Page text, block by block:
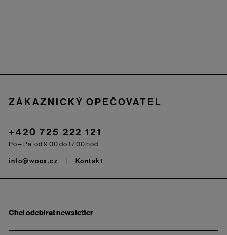
ZÁKAZNICKÝ OPEČOVATEL
+420 725 222 121
Po – Pá: od 9.00 do 17.00 hod.
info@woox.cz Kontakt
Chci odebírat newsletter